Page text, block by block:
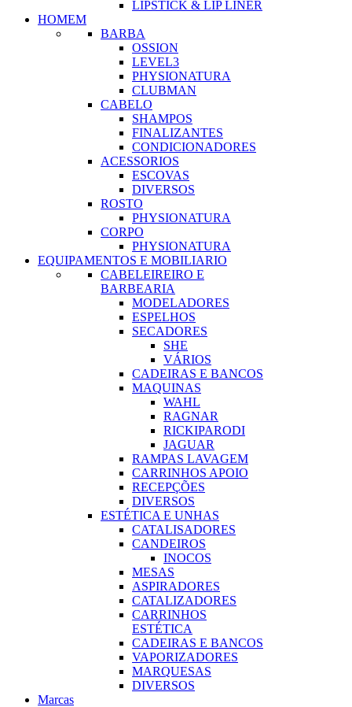
LIPSTICK & LIP LINER
HOMEM
BARBA
OSSION
LEVEL3
PHYSIONATURA
CLUBMAN
CABELO
SHAMPOS
FINALIZANTES
CONDICIONADORES
ACESSORIOS
ESCOVAS
DIVERSOS
ROSTO
PHYSIONATURA
CORPO
PHYSIONATURA
EQUIPAMENTOS E MOBILIARIO
CABELEIREIRO E
BARBEARIA
MODELADORES
ESPELHOS
SECADORES
SHE
VÁRIOS
CADEIRAS E BANCOS
MAQUINAS
WAHL
RAGNAR
RICKIPARODI
JAGUAR
RAMPAS LAVAGEM
CARRINHOS APOIO
RECEPÇÕES
DIVERSOS
ESTÉTICA E UNHAS
CATALISADORES
CANDEIROS
INOCOS
MESAS
ASPIRADORES
CATALIZADORES
CARRINHOS
ESTÉTICA
CADEIRAS E BANCOS
VAPORIZADORES
MARQUESAS
DIVERSOS
Marcas